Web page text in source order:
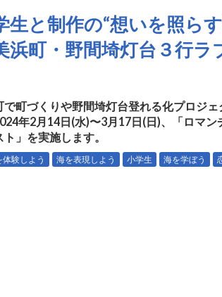
生と制作の“想いを照ら
浜町・野間埼灯台３行
で町づくりや野間埼灯台登れる化プロジ
年2月14日(水)〜3月17日(日)、「ロマ
」を実施します。
体験しよう 海を表現しよう 小学生 海を学ぼう